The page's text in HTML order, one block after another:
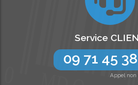
Service
09 71 45
Appel non